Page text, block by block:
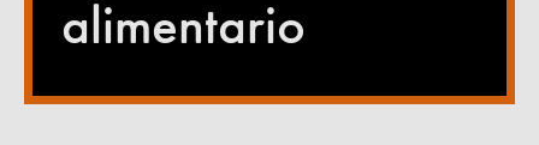
alimentario